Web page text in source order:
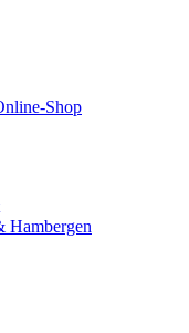
Shop
Hambergen